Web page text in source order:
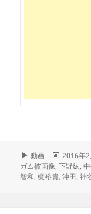
フ
ォ
ー
動画
投
稿
日:
2016年2
ガム彼画像,下野紘,
智和,梶裕貴,沖田,神